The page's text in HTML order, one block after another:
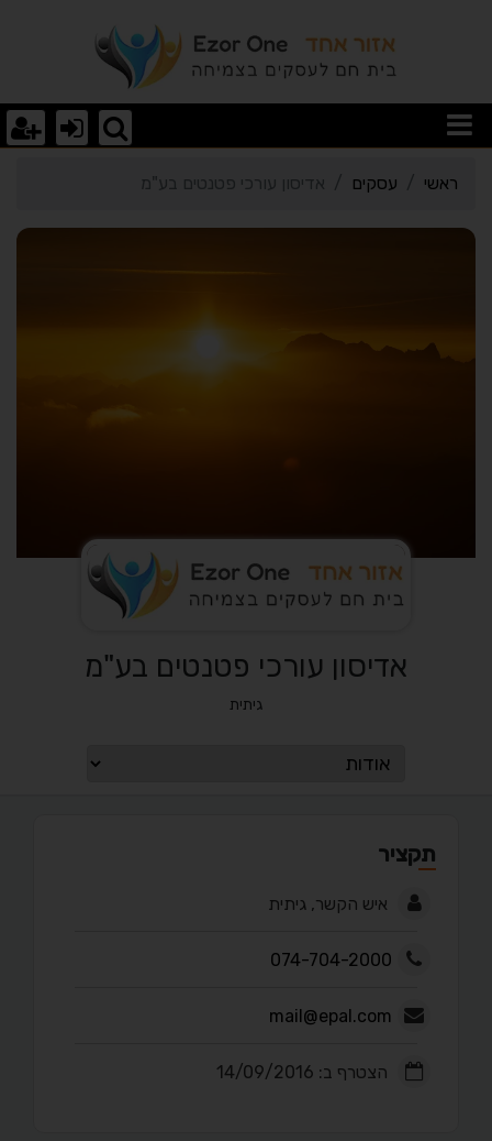
פרטי כרטיס העסק אדיסון
ראשי עסקים אדיסון עורכי פטנטים בע"מ
אדיסון עורכי פטנטים בע"מ
גיתית
תקציר
איש הקשר, גיתית
074-704-2000
mail@epal.com
הצטרף ב: 14/09/2016